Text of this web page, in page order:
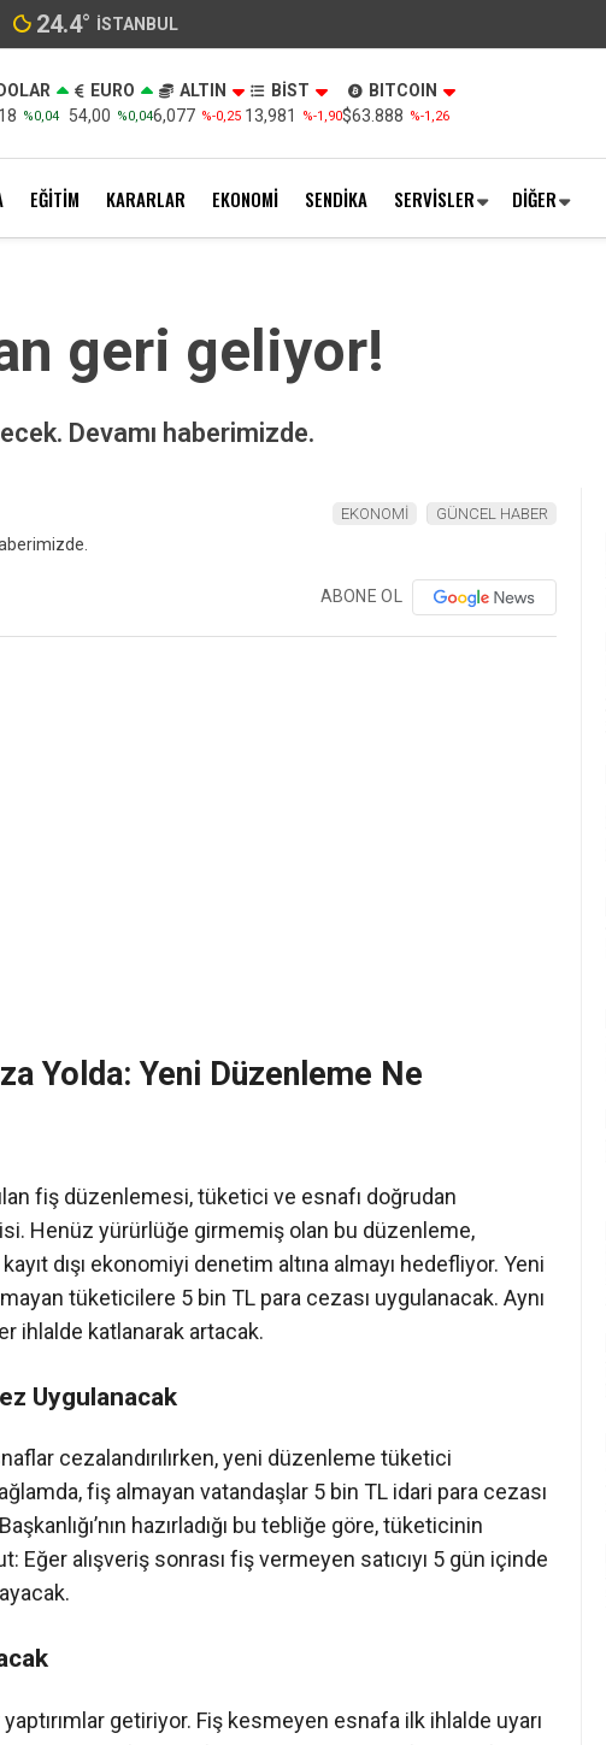
24.4° İSTANBUL
DOLAR
%0,04
EURO
54,00 %0,04
ALTIN
6,077 %-0,25
BİST
13,981
%-1,90
BITCOIN
$63.888 %-1,26
EĞİTİM KARARLAR EKONOMİ SENDİKA SERVİSLER DİĞER
geri geliyor!
Devamı haberimizde.
EKONOMİ GÜNCEL HABER
ABONE OL
Yolda: Yeni Düzenleme Ne
fiş düzenlemesi, tüketici ve esnafı doğrudan
Henüz yürürlüğe girmemiş olan bu düzenleme,
dışı ekonomiyi denetim altına almayı hedefliyor. Yeni
tüketicilere 5 bin TL para cezası uygulanacak. Aynı
ihlalde katlanarak artacak.
Uygulanacak
cezalandırılırken, yeni düzenleme tüketici
fiş almayan vatandaşlar 5 bin TL idari para cezası
hazırladığı bu tebliğe göre, tüketicinin
Eğer alışveriş sonrası fiş vermeyen satıcıyı 5 gün içinde
getiriyor. Fiş kesmeyen esnafa ilk ihlalde uyarı